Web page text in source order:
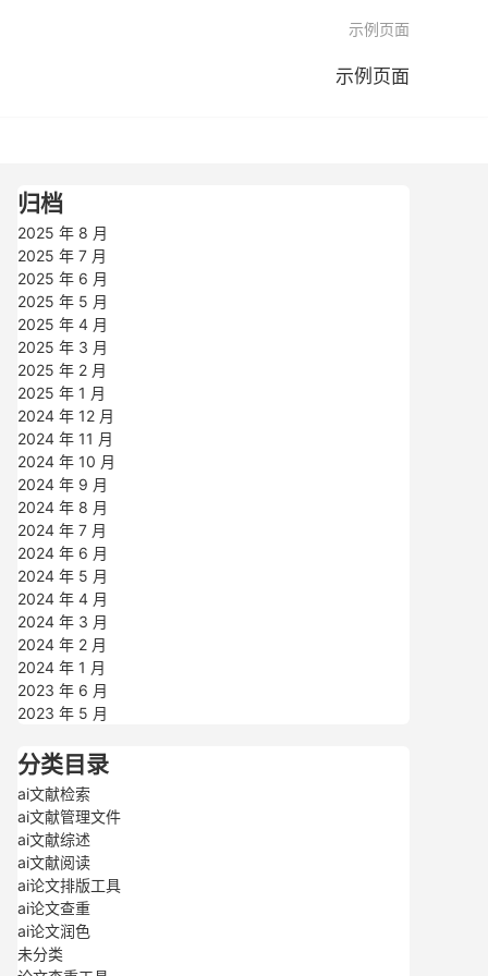
示例页面
示例页面
归档
2025 年 8 月
2025 年 7 月
2025 年 6 月
2025 年 5 月
2025 年 4 月
2025 年 3 月
2025 年 2 月
2025 年 1 月
2024 年 12 月
2024 年 11 月
2024 年 10 月
2024 年 9 月
2024 年 8 月
2024 年 7 月
2024 年 6 月
2024 年 5 月
2024 年 4 月
2024 年 3 月
2024 年 2 月
2024 年 1 月
2023 年 6 月
2023 年 5 月
分类目录
ai文献检索
ai文献管理文件
ai文献综述
ai文献阅读
ai论文排版工具
ai论文查重
ai论文润色
未分类